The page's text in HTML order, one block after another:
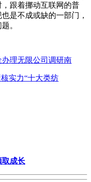
跟着挪动互联网的普
是不成或缺的一部门，
。
理无限公司调研南
实力“十大类纺
取成长